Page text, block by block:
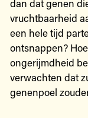
dan dat genen
vruchtbaarheid
een hele tijd
ontsnappen?
ongerijmdheid
verwachten dat
genenpoel